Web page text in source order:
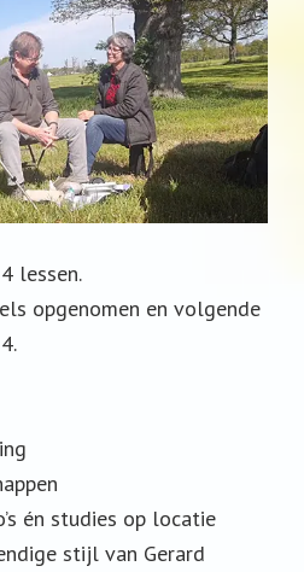
lessen.
opgenomen en volgende
én studies op locatie
stijl van Gerard